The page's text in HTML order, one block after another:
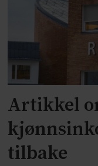
Artikkel
tilbake